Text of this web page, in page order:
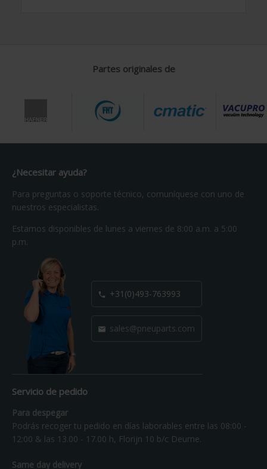
Partes originales de
¿Necesitar ayuda?
Para preguntas o soporte técnico, comuníquese con uno de
nuestros especialistas.
Estamos disponibles de lunes a viernes de 8:00 a.m. a 5:00
p.m.
 +31(0)493-763993
 sales@pneuparts.com
Servicio de pedido
Para despegar
Podrás recoger tu pedido en días laborables entre las 08:00 -
12:00 & las 13.00 - 17.00 h, Florijn 10 b/c Deurne.
Same day delivery